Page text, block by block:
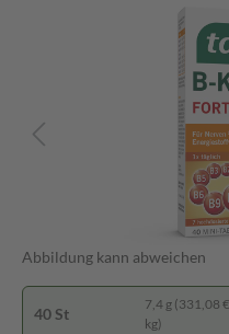
Abbildung kann abweichen
40 St
7,4 g (331,08
kg)